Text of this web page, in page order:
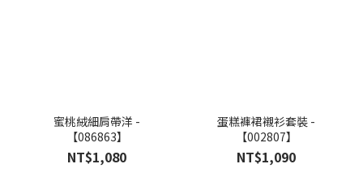
蜜桃絨細肩帶洋 -
【086863】
NT$1,080
蛋糕褲裙襯衫套裝 -
【002807】
NT$1,090